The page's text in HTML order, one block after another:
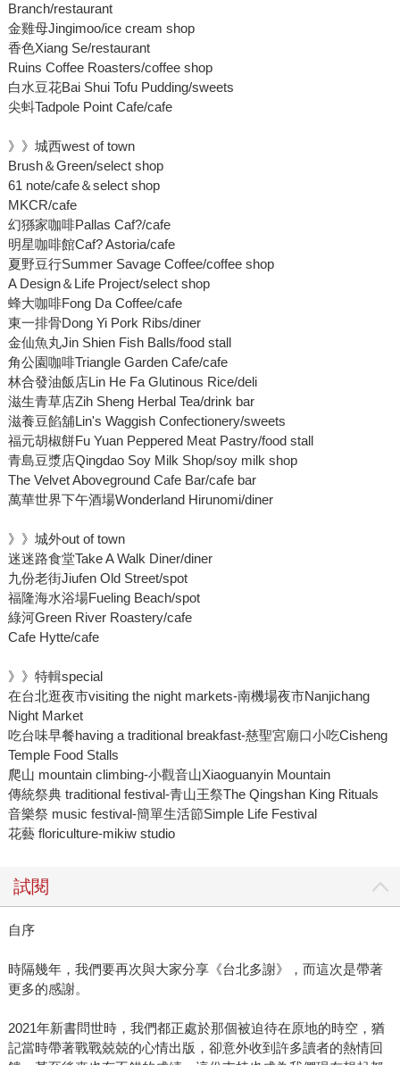
Branch/restaurant
金雞母Jingimoo/ice cream shop
香色Xiang Se/restaurant
Ruins Coffee Roasters/coffee shop
白水豆花Bai Shui Tofu Pudding/sweets
尖蚪Tadpole Point Cafe/cafe
》》城西west of town
Brush＆Green/select shop
61 note/cafe＆select shop
MKCR/cafe
幻猻家咖啡Pallas Caf?/cafe
明星咖啡館Caf? Astoria/cafe
夏野豆行Summer Savage Coffee/coffee shop
A Design＆Life Project/select shop
蜂大咖啡Fong Da Coffee/cafe
東一排骨Dong Yi Pork Ribs/diner
金仙魚丸Jin Shien Fish Balls/food stall
角公園咖啡Triangle Garden Cafe/cafe
林合發油飯店Lin He Fa Glutinous Rice/deli
滋生青草店Zih Sheng Herbal Tea/drink bar
滋養豆餡舖Lin's Waggish Confectionery/sweets
福元胡椒餅Fu Yuan Peppered Meat Pastry/food stall
青島豆漿店Qingdao Soy Milk Shop/soy milk shop
The Velvet Aboveground Cafe Bar/cafe bar
萬華世界下午酒場Wonderland Hirunomi/diner
》》城外out of town
迷迷路食堂Take A Walk Diner/diner
九份老街Jiufen Old Street/spot
福隆海水浴場Fueling Beach/spot
綠河Green River Roastery/cafe
Cafe Hytte/cafe
》》特輯special
在台北逛夜市visiting the night markets-南機場夜市Nanjichang
Night Market
吃台味早餐having a traditional breakfast-慈聖宮廟口小吃Cisheng
Temple Food Stalls
爬山 mountain climbing-小觀音山Xiaoguanyin Mountain
傳統祭典 traditional festival-青山王祭The Qingshan King Rituals
音樂祭 music festival-簡單生活節Simple Life Festival
花藝 floriculture-mikiw studio
試閱
自序
時隔幾年，我們要再次與大家分享《台北多謝》，而這次是帶著
更多的感謝。
2021年新書問世時，我們都正處於那個被迫待在原地的時空，猶
記當時帶著戰戰兢兢的心情出版，卻意外收到許多讀者的熱情回